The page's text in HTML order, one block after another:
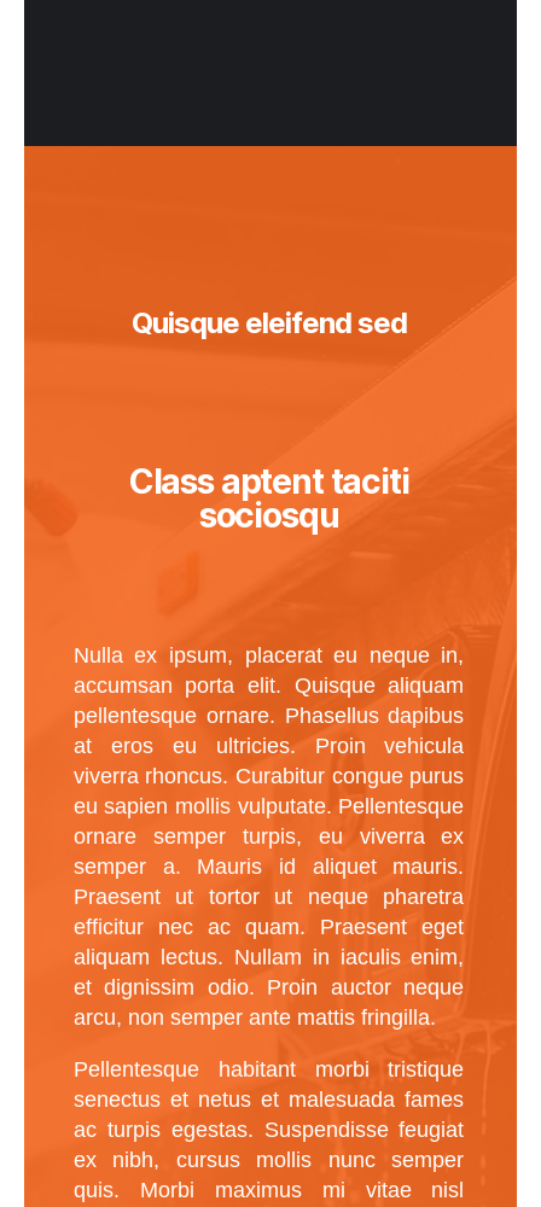
Quisque eleifend sed
Class aptent taciti
sociosqu
Nulla ex ipsum, placerat eu neque in,
accumsan porta elit. Quisque aliquam
pellentesque ornare. Phasellus dapibus
at eros eu ultricies. Proin vehicula
viverra rhoncus. Curabitur congue purus
eu sapien mollis vulputate. Pellentesque
ornare semper turpis, eu viverra ex
semper a. Mauris id aliquet mauris.
Praesent ut tortor ut neque pharetra
efficitur nec ac quam. Praesent eget
aliquam lectus. Nullam in iaculis enim,
et dignissim odio. Proin auctor neque
arcu, non semper ante mattis fringilla.
Pellentesque habitant morbi tristique
senectus et netus et malesuada fames
ac turpis egestas. Suspendisse feugiat
ex nibh, cursus mollis nunc semper
quis. Morbi maximus mi vitae nisl